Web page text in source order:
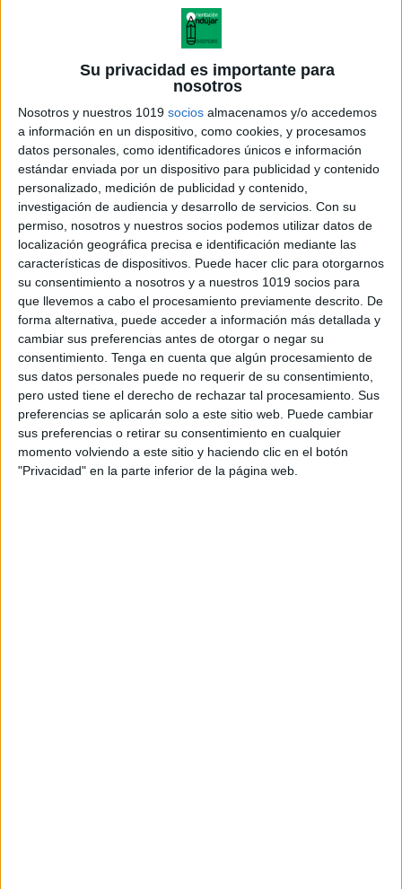
Su privacidad es importante para
nosotros
Nosotros y nuestros 1019 socios almacenamos y/o accedemos
a información en un dispositivo, como cookies, y procesamos
datos personales, como identificadores únicos e información
estándar enviada por un dispositivo para publicidad y contenido
personalizado, medición de publicidad y contenido,
investigación de audiencia y desarrollo de servicios. Con su
permiso, nosotros y nuestros socios podemos utilizar datos de
localización geográfica precisa e identificación mediante las
características de dispositivos. Puede hacer clic para otorgarnos
su consentimiento a nosotros y a nuestros 1019 socios para
que llevemos a cabo el procesamiento previamente descrito. De
forma alternativa, puede acceder a información más detallada y
cambiar sus preferencias antes de otorgar o negar su
consentimiento. Tenga en cuenta que algún procesamiento de
sus datos personales puede no requerir de su consentimiento,
pero usted tiene el derecho de rechazar tal procesamiento. Sus
preferencias se aplicarán solo a este sitio web. Puede cambiar
sus preferencias o retirar su consentimiento en cualquier
momento volviendo a este sitio y haciendo clic en el botón
"Privacidad" en la parte inferior de la página web.